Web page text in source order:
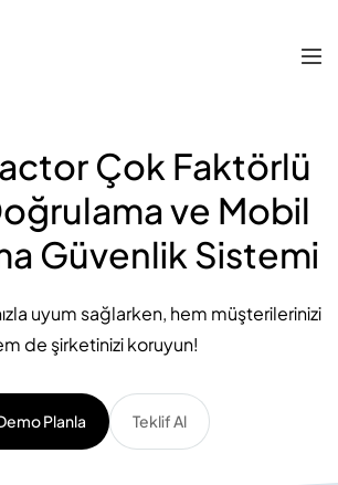
Çok Faktörlü
ve Mobil
Güvenlik Sistemi
uyum sağlarken, hem müşterilerinizi
de şirketinizi koruyun!
Planla Teklif Al